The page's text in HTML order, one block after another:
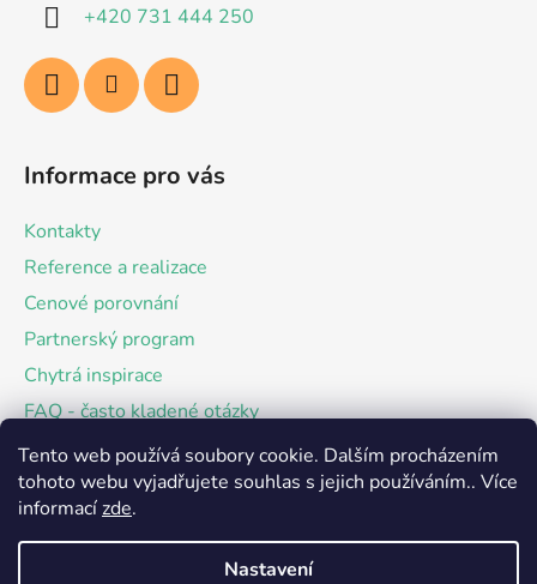
Tento web používá soubory cookie. Dalším procházením
tohoto webu vyjadřujete souhlas s jejich používáním.. Více
informacízde.
Nastavení
+420 731 444 250
Informace pro vás
Kontakty
Reference a realizace
Cenové porovnání
Partnerský program
Chytrá inspirace
FAQ - často kladené otázky
Jak nakupovat
Zákaznické reference
Obchodní podmínky
Podmínky ochrany osobních údajů